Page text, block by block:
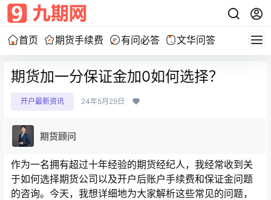
首页 期货手续费 有问必答 文华问答
期货加一分保证金加0如何选择？
开户最新资讯 24年5月29日
期货顾问
作为一名拥有超过十年经验的期货经纪人，我经常收到关
于如何选择期货公司以及开户后账户手续费和保证金问题
的咨询。今天，我想详细地为大家解析这些常见的问题，